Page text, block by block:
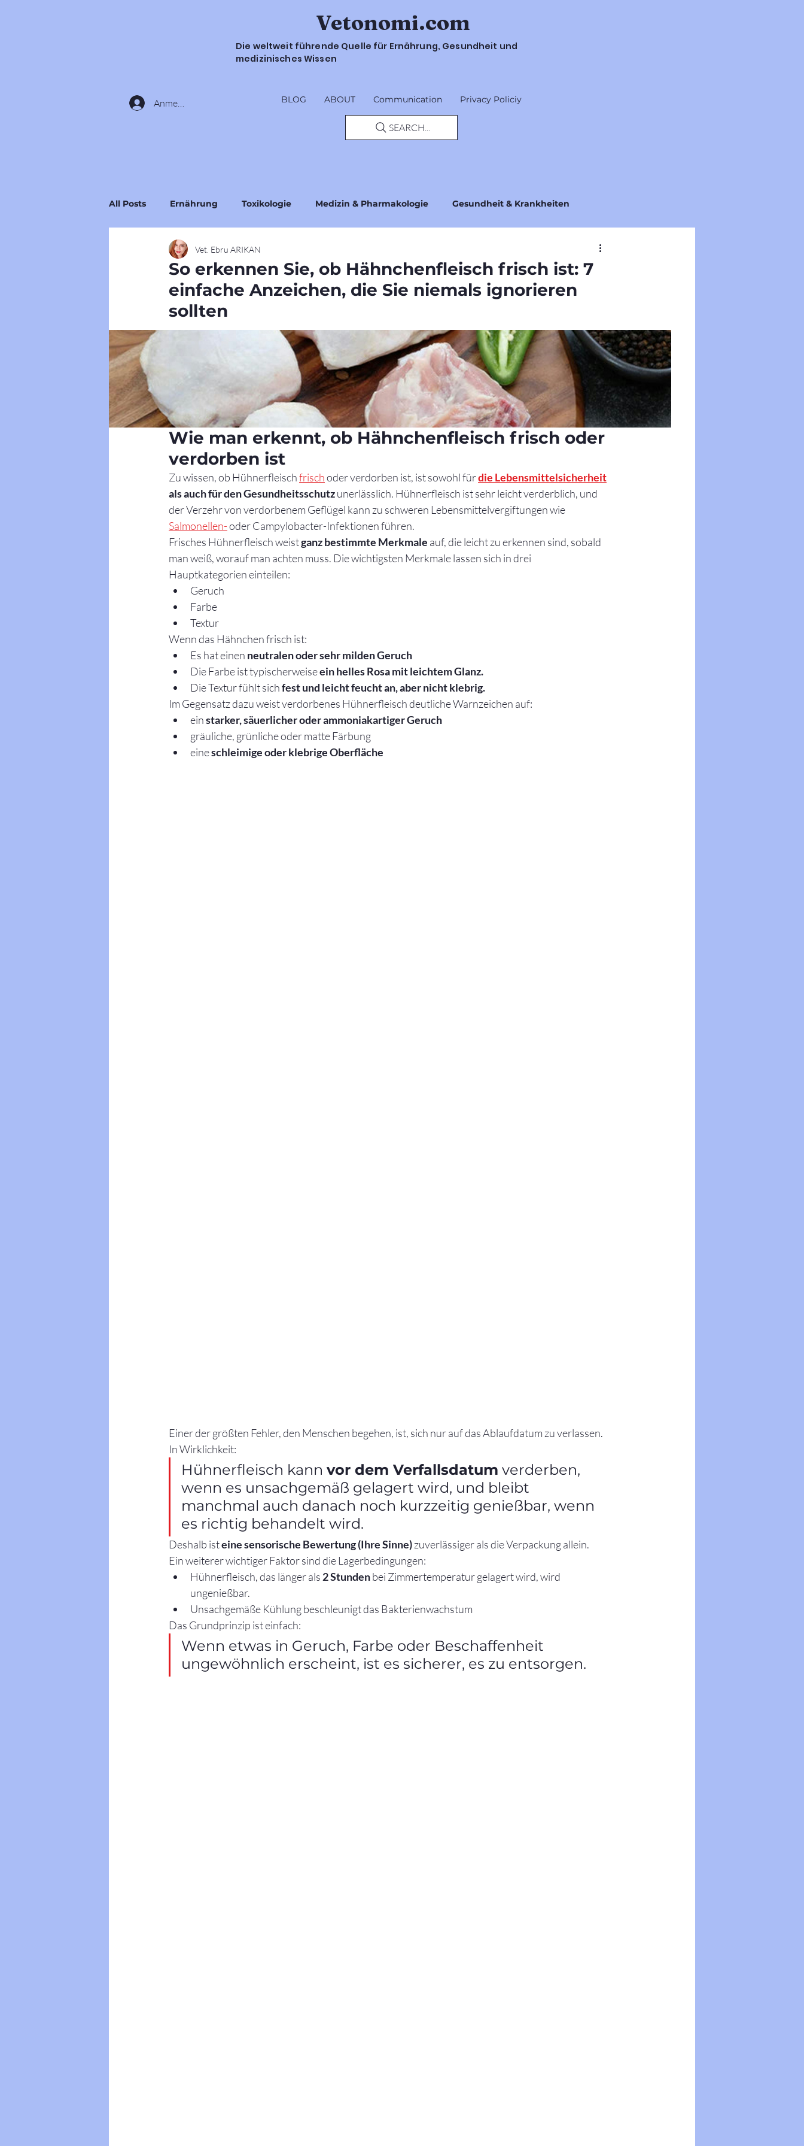
Anmelden
Vetonomi.com
Die weltweit führende Quelle für Ernährung, Gesundheit und
medizinisches Wissen
BLOG ABOUT Communication Privacy Policiy
SEARCH...
All Posts Ernährung Toxikologie Medizin & Pharmakologie Gesundheit & Krankheiten
Inhaltsstoffe & Substanzen
So erkennen Sie, ob Hähnchenfleisch frisch ist: 7
einfache Anzeichen, die Sie niemals ignorieren
sollten
Vet. Ebru ARIKAN
Wie man erkennt, ob Hähnchenfleisch frisch oder
verdorben ist
Zu wissen, ob Hühnerfleisch frisch oder verdorben ist, ist sowohl für die Lebensmittelsicherheit
als auch für den Gesundheitsschutz unerlässlich. Hühnerfleisch ist sehr leicht verderblich, und
der Verzehr von verdorbenem Geflügel kann zu schweren Lebensmittelvergiftungen wie
Salmonellen- oder Campylobacter-Infektionen führen.
Frisches Hühnerfleisch weist ganz bestimmte Merkmale auf, die leicht zu erkennen sind, sobald
man weiß, worauf man achten muss. Die wichtigsten Merkmale lassen sich in drei
Hauptkategorien einteilen:
Geruch
Farbe
Textur
Wenn das Hähnchen frisch ist:
Es hat einen neutralen oder sehr milden Geruch
Die Farbe ist typischerweise ein helles Rosa mit leichtem Glanz.
Die Textur fühlt sich fest und leicht feucht an, aber nicht klebrig.
Im Gegensatz dazu weist verdorbenes Hühnerfleisch deutliche Warnzeichen auf:
ein starker, säuerlicher oder ammoniakartiger Geruch
gräuliche, grünliche oder matte Färbung
eine schleimige oder klebrige Oberfläche
Einer der größten Fehler, den Menschen begehen, ist, sich nur auf das Ablaufdatum zu verlassen.
In Wirklichkeit:
Hühnerfleisch kann vor dem Verfallsdatum verderben,
wenn es unsachgemäß gelagert wird, und bleibt
manchmal auch danach noch kurzzeitig genießbar, wenn
es richtig behandelt wird.
Deshalb ist eine sensorische Bewertung (Ihre Sinne) zuverlässiger als die Verpackung allein.
Ein weiterer wichtiger Faktor sind die Lagerbedingungen:
Hühnerfleisch, das länger als 2 Stunden bei Zimmertemperatur gelagert wird, wird
ungenießbar.
Unsachgemäße Kühlung beschleunigt das Bakterienwachstum
Das Grundprinzip ist einfach:
Wenn etwas in Geruch, Farbe oder Beschaffenheit
ungewöhnlich erscheint, ist es sicherer, es zu entsorgen.